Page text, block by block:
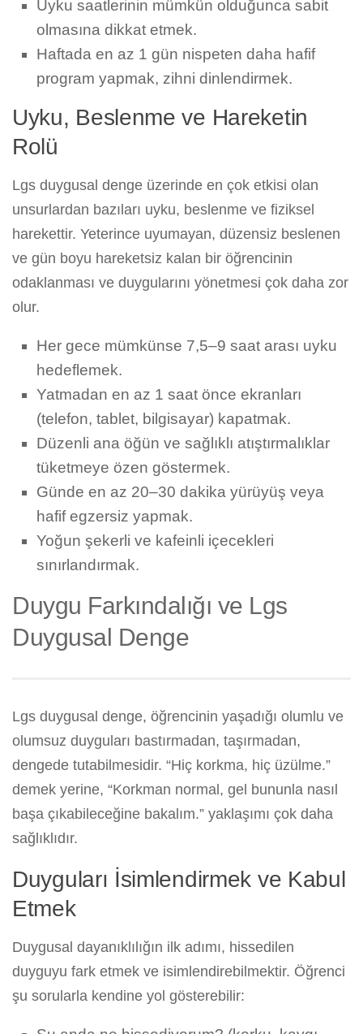
Uyku saatlerinin mümkün olduğunca sabit
olmasına dikkat etmek.
Haftada en az 1 gün nispeten daha hafif
program yapmak, zihni dinlendirmek.
Uyku, Beslenme ve Hareketin
Rolü
Lgs duygusal denge üzerinde en çok etkisi olan
unsurlardan bazıları uyku, beslenme ve fiziksel
harekettir. Yeterince uyumayan, düzensiz beslenen
ve gün boyu hareketsiz kalan bir öğrencinin
odaklanması ve duygularını yönetmesi çok daha zor
olur.
Her gece mümkünse 7,5–9 saat arası uyku
hedeflemek.
Yatmadan en az 1 saat önce ekranları
(telefon, tablet, bilgisayar) kapatmak.
Düzenli ana öğün ve sağlıklı atıştırmalıklar
tüketmeye özen göstermek.
Günde en az 20–30 dakika yürüyüş veya
hafif egzersiz yapmak.
Yoğun şekerli ve kafeinli içecekleri
sınırlandırmak.
Duygu Farkındalığı ve Lgs
Duygusal Denge
Lgs duygusal denge, öğrencinin yaşadığı olumlu ve
olumsuz duyguları bastırmadan, taşırmadan,
dengede tutabilmesidir. “Hiç korkma, hiç üzülme.”
demek yerine, “Korkman normal, gel bununla nasıl
başa çıkabileceğine bakalım.” yaklaşımı çok daha
sağlıklıdır.
Duyguları İsimlendirmek ve Kabul
Etmek
Duygusal dayanıklılığın ilk adımı, hissedilen
duyguyu fark etmek ve isimlendirebilmektir. Öğrenci
şu sorularla kendine yol gösterebilir: